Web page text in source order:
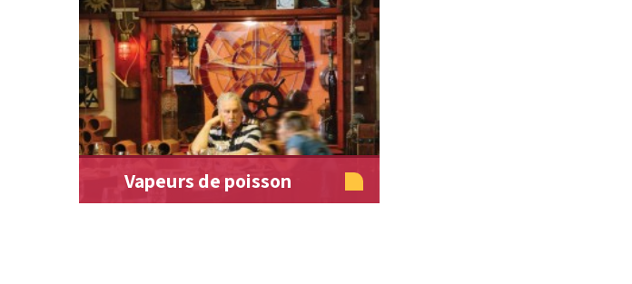
Vapeurs de poisson